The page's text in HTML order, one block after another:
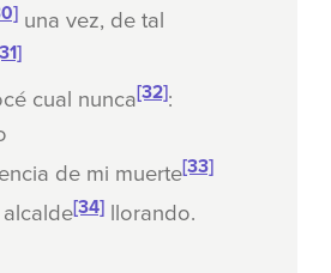
una vez, de tal
cual nunca[32]:
de mi muerte[33]
[34] llorando.